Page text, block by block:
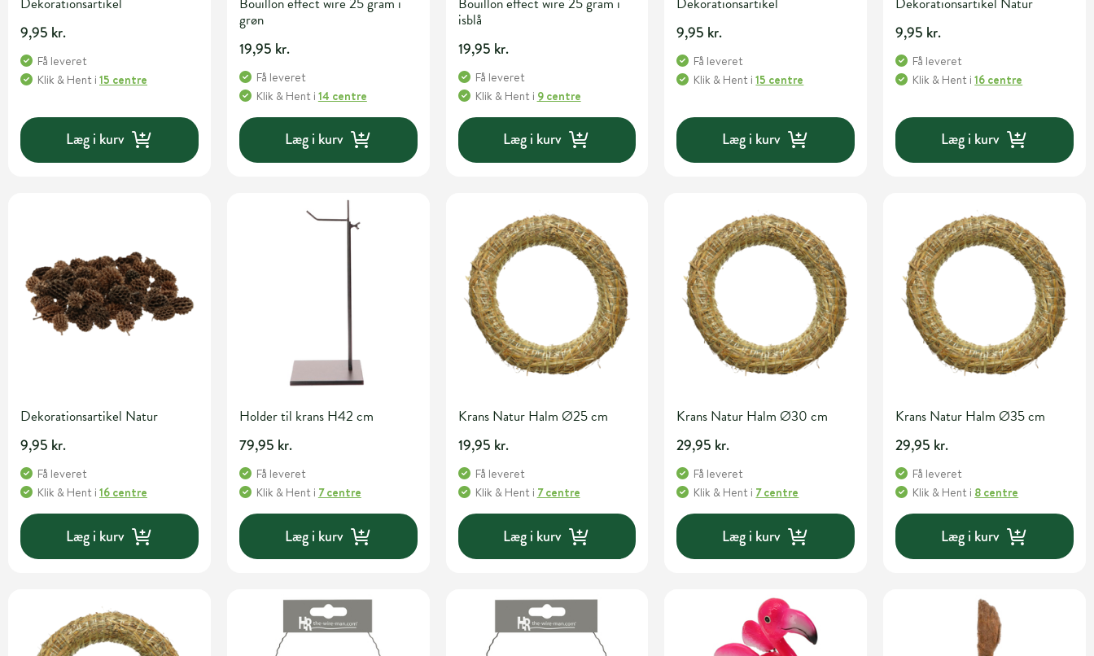
9,95 kr.
Få leveret
Klik & Hent i 15 centre
Læg i kurv
grøn
19,95 kr.
Få leveret
Klik & Hent i 14 centre
Læg i kurv
isblå
19,95 kr.
Få leveret
Klik & Hent i 9 centre
Læg i kurv
9,95 kr.
Få leveret
Klik & Hent i15 centre
Læg i kurv
9,95 kr.
Få leveret
Klik & Hent i16 centre
Læg i kurv
Dekorationsartikel Natur
9,95 kr.
Få leveret
Klik & Hent i 16 centre
Læg i kurv
Holder til krans H42 cm
79,95 kr.
Få leveret
Klik & Hent i 7 centre
Læg i kurv
Krans Natur Halm Ø25 cm
19,95 kr.
Få leveret
Klik & Hent i 7 centre
Læg i kurv
Krans Natur Halm Ø30 cm
29,95 kr.
Få leveret
Klik & Hent i 7 centre
Læg i kurv
Krans Natur Halm Ø35 cm
29,95 kr.
Få leveret
Klik & Hent i 8 centre
Læg i kurv